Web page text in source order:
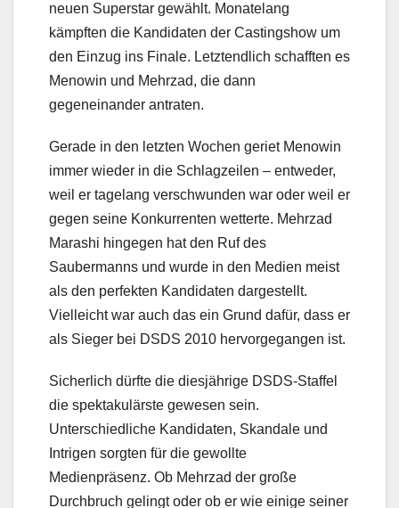
neuen Superstar gewählt. Monatelang
kämpften die Kandidaten der Castingshow um
den Einzug ins Finale. Letztendlich schafften es
Menowin und Mehrzad, die dann
gegeneinander antraten.
Gerade in den letzten Wochen geriet Menowin
immer wieder in die Schlagzeilen – entweder,
weil er tagelang verschwunden war oder weil er
gegen seine Konkurrenten wetterte. Mehrzad
Marashi hingegen hat den Ruf des
Saubermanns und wurde in den Medien meist
als den perfekten Kandidaten dargestellt.
Vielleicht war auch das ein Grund dafür, dass er
als Sieger bei DSDS 2010 hervorgegangen ist.
Sicherlich dürfte die diesjährige DSDS-Staffel
die spektakulärste gewesen sein.
Unterschiedliche Kandidaten, Skandale und
Intrigen sorgten für die gewollte
Medienpräsenz. Ob Mehrzad der große
Durchbruch gelingt oder ob er wie einige seiner